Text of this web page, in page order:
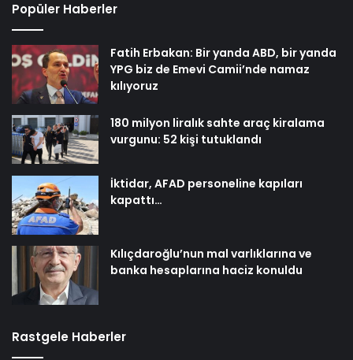
Popüler Haberler
Fatih Erbakan: Bir yanda ABD, bir yanda
YPG biz de Emevi Camii’nde namaz
kılıyoruz
180 milyon liralık sahte araç kiralama
vurgunu: 52 kişi tutuklandı
İktidar, AFAD personeline kapıları
kapattı…
Kılıçdaroğlu’nun mal varlıklarına ve
banka hesaplarına haciz konuldu
Rastgele Haberler